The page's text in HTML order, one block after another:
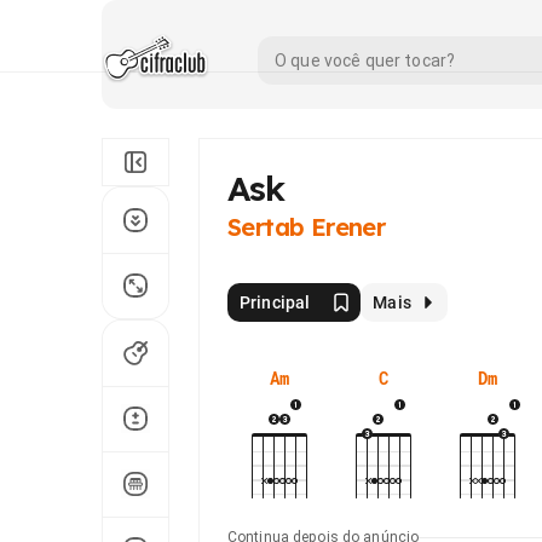
Ask
Sertab Erener
Principal Mais
Am C Dm
Continua depois do anúncio